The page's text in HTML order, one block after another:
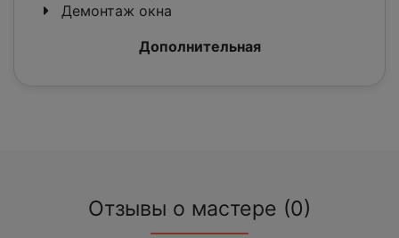
Демонтаж окна
Дополнительная
Отзывы о мастере (0)